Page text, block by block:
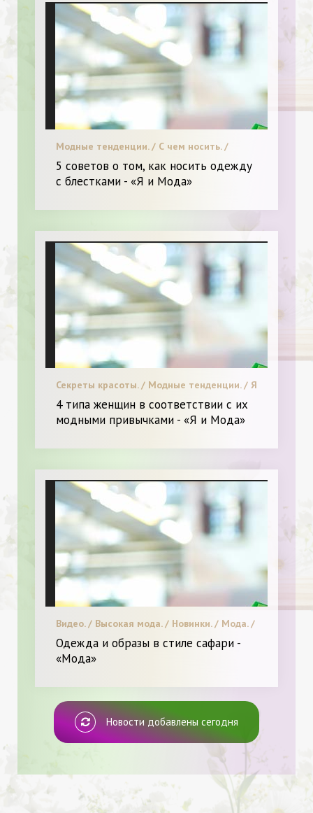
Модные тенденции. / С чем носить. /
5 советов о том, как носить одежду
с блестками - «Я и Мода»
Секреты красоты. / Модные тенденции. / Я
и Мода.
4 типа женщин в соответствии с их
модными привычками - «Я и Мода»
Видео. / Высокая мода. / Новинки. / Мода. /
Я и Мода.
Одежда и образы в стиле сафари -
«Мода»
Новости добавлены сегодня